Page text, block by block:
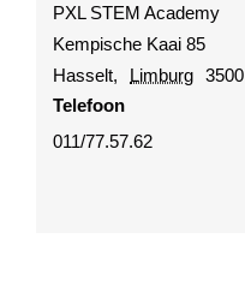
PXL STEM Academy
Kempische Kaai 85
Hasselt, Limburg 3500
Telefoon
011/77.57.62